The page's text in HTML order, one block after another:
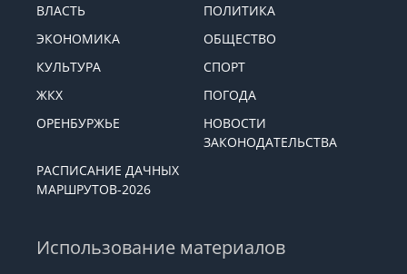
ВЛАСТЬ
ПОЛИТИКА
ЭКОНОМИКА
ОБЩЕСТВО
КУЛЬТУРА
СПОРТ
ЖКХ
ПОГОДА
ОРЕНБУРЖЬЕ
НОВОСТИ
ЗАКОНОДАТЕЛЬСТВА
РАСПИСАНИЕ ДАЧНЫХ
МАРШРУТОВ-2026
Использование материалов